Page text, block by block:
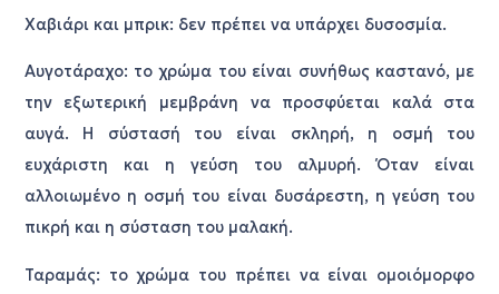
Χαβιάρι και μπρικ: δεν πρέπει να υπάρχει δυσοσμία.
Αυγοτάραχο: το χρώμα του είναι συνήθως καστανό, με
την εξωτερική μεμβράνη να προσφύεται καλά στα
αυγά. Η σύστασή του είναι σκληρή, η οσμή του
ευχάριστη και η γεύση του αλμυρή. Όταν είναι
αλλοιωμένο η οσμή του είναι δυσάρεστη, η γεύση του
πικρή και η σύσταση του μαλακή.
Ταραμάς: το χρώμα του πρέπει να είναι ομοιόμορφο